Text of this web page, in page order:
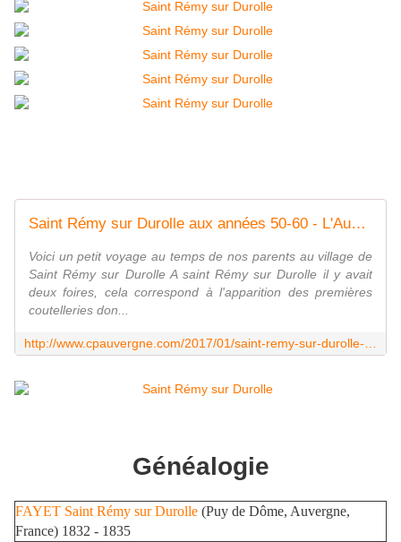
Saint Rémy sur Durolle aux années 50-60 - L'Auvergne Vue par Papou Poustache
Voici un petit voyage au temps de nos parents au village de
Saint Rémy sur Durolle A saint Rémy sur Durolle il y avait
deux foires, cela correspond à l'apparition des premières
coutelleries don...
http://www.cpauvergne.com/2017/01/saint-remy-sur-durolle-aux-annees-50-60.html
Généalogie
FAYET Saint Rémy sur Durolle (Puy de Dôme, Auvergne,
France) 1832 - 1835